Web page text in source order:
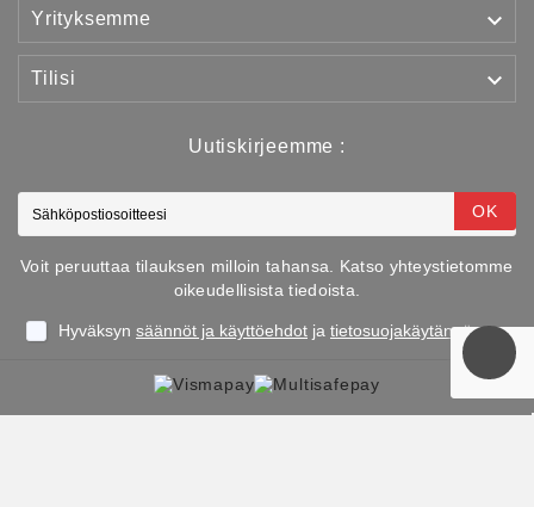
Yrityksemme 
Tilisi 
Uutiskirjeemme :
OK
Voit peruuttaa tilauksen milloin tahansa. Katso yhteystietomme
oikeudellisista tiedoista.
Hyväksyn säännöt ja käyttöehdot ja tietosuojakäytännön